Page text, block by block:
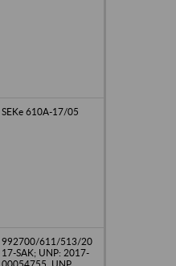
SEKe 610A-17/05
992700/611/513/20
17-SAK; UNP: 2017-